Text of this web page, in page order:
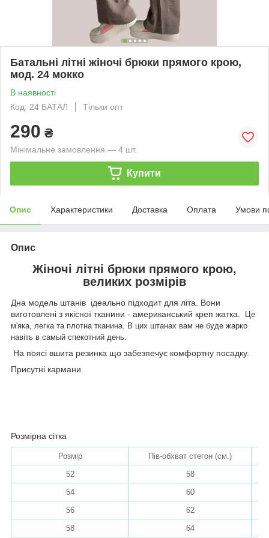
Батальні літні жіночі брюки прямого крою,
мод. 24 мокко
В наявності
Код: 24 БАТАЛ
Тільки опт
290 ₴
Мінімальне замовлення — 4 шт.
Купити
Опис Характеристики Доставка Оплата Умови
Опис
Жіночі літні брюки прямого крою,
великих розмірів
Дна модель штанів ідеально підходит для літа. Вони
виготовлені з якісної тканини - американський креп жатка.
Це
м'яка, легка та плотна тканина. В цих штанах вам не буде жарко
навіть в самый спекотний день.
На поясі вшита резинка що забезпечує комфортну посадку.
Присутні кармани.
Розмірна сітка
Розмір Пів-обхват стегон (см.)
52
58
54
60
56
62
58
64